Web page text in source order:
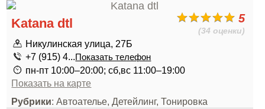
5
(34 оценки)
Katana dtl
Никулинская улица, 27Б
+7 (915) 4...Показать телефон
пн-пт 10:00–20:00; сб,вс 11:00–19:00
Показать на карте
Рубрики: Автоателье, Детейлинг, Тонировка